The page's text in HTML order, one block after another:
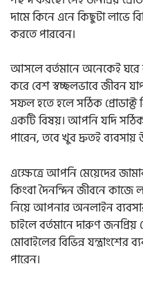
দামে কিনে এনে কিছুটা
করতে পারবেন।
আসলে বর্তমানে অনেকেই ঘরে
করে বেশ স্বচ্ছলভাবে জীবন
সফল হতে হলে সঠিক প্রোডাক্ট
একটি বিষয়। আপনি যদি
পারেন, তবে খুব দ্রুতই ব্যবসায়
এক্ষেত্রে আপনি মেয়েদের
কিংবা দৈনন্দিন জীবনে
নিয়ে আপনার অনলাইন
চাইলে বর্তমানে দারুণ
মোবাইলের বিভিন্ন
পারেন।